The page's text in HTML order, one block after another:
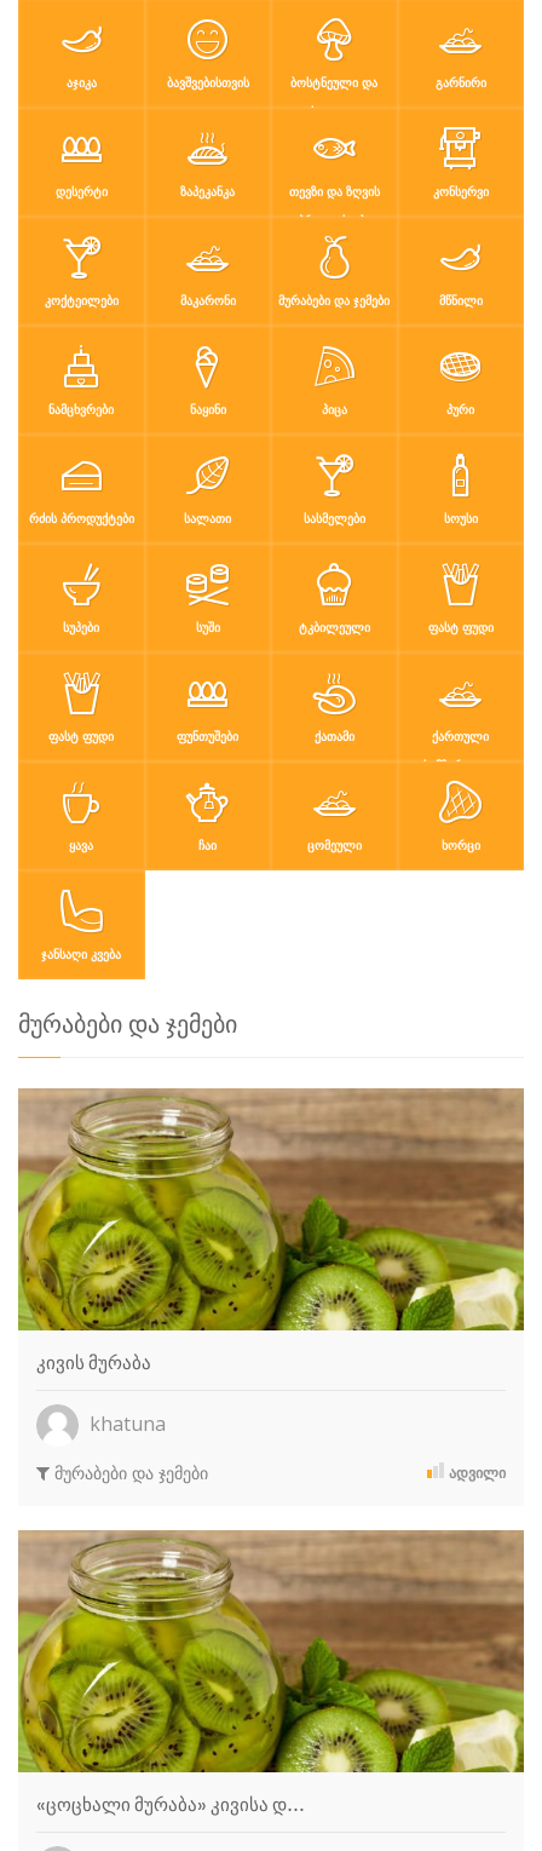
სალათი სასმელები
სუპები სუში ტკბილეული ფასტ ფუდი
ფასტ ფუდი ფუნთუშები ქათამი ქართული
ყავა ჩაი ცომეული ხორცი
ჯანსაღი კვ…
რეცეპტები
რჩევები
დაგვიკავშირდით
შესვლა / რეგისტრაცია
ᲐᲯᲘᲙᲐ ᲑᲐᲕᲨᲕᲔᲑᲘᲡᲗᲕᲘᲡ
ᲑᲝᲡᲢᲜᲔᲣᲚᲘ ᲓᲐ
ᲤᲮᲐᲚᲔᲣᲚᲘ
ᲒᲐᲠᲜᲘᲠᲘ
ᲓᲔᲡᲔᲠᲢᲘ ᲖᲐᲞᲔᲙᲐᲜᲙᲐ
ᲗᲔᲕᲖᲘ ᲓᲐ ᲖᲦᲕᲘᲡ
ᲞᲠᲝᲓᲣᲥᲢᲔᲑᲘ
ᲙᲝᲜᲡᲔᲠᲕᲘ
ᲙᲝᲥᲢᲔᲘᲚᲔᲑᲘ ᲛᲐᲙᲐᲠᲝᲜᲘ ᲛᲣᲠᲐᲑᲔᲑᲘ ᲓᲐ ᲯᲔᲛᲔᲑᲘ ᲛᲬᲜᲘᲚᲘ
ᲜᲐᲛᲪᲮᲕᲠᲔᲑᲘ ᲜᲐᲧᲘᲜᲘ ᲞᲘᲪᲐ ᲞᲣᲠᲘ
ᲠᲫᲘᲡ ᲞᲠᲝᲓᲣᲥᲢᲔᲑᲘ ᲡᲐᲚᲐᲗᲘ ᲡᲐᲡᲛᲔᲚᲔᲑᲘ ᲡᲝᲣᲡᲘ
ᲡᲣᲞᲔᲑᲘ ᲡᲣᲨᲘ ᲢᲙᲑᲘᲚᲔᲣᲚᲘ ᲤᲐᲡᲢ ᲤᲣᲓᲘ
ᲤᲐᲡᲢ ᲤᲣᲓᲘ ᲤᲣᲜᲗᲣᲨᲔᲑᲘ ᲥᲐᲗᲐᲛᲘ
ᲥᲐᲠᲗᲣᲚᲘ
ᲡᲐᲛᲖᲐᲠᲔᲣᲚᲝ
ᲧᲐᲕᲐ ᲩᲐᲘ ᲪᲝᲛᲔᲣᲚᲘ ᲮᲝᲠᲪᲘ
ᲯᲐᲜᲡᲐᲦᲘ ᲙᲕᲔᲑᲐ
მურაბები და ჯემები
კივის მურაბა
khatuna
მურაბები და ჯემები ᲐᲓᲕᲘᲚᲘ
«ცოცხალი მურაბა» კივისა დ…